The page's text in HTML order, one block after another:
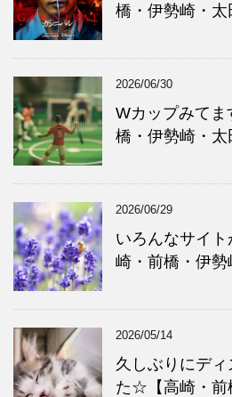
橋・伊勢崎・太
2026/06/30
Wカップみて
橋・伊勢崎・太
2026/06/29
いろんなサイ
崎・前橋・伊勢
2026/05/14
久しぶりにデ
た☆【高崎・前